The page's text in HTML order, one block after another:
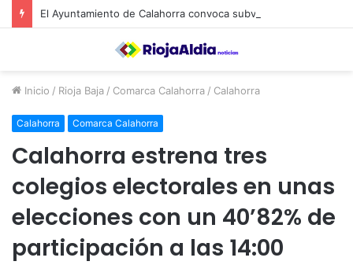
Inicio / Rioja Baja / Comarca Calahorra / Calahorra
Calahorra Comarca Calahorra
Calahorra estrena tres
colegios electorales en unas
elecciones con un 40’82% de
participación a las 14:00